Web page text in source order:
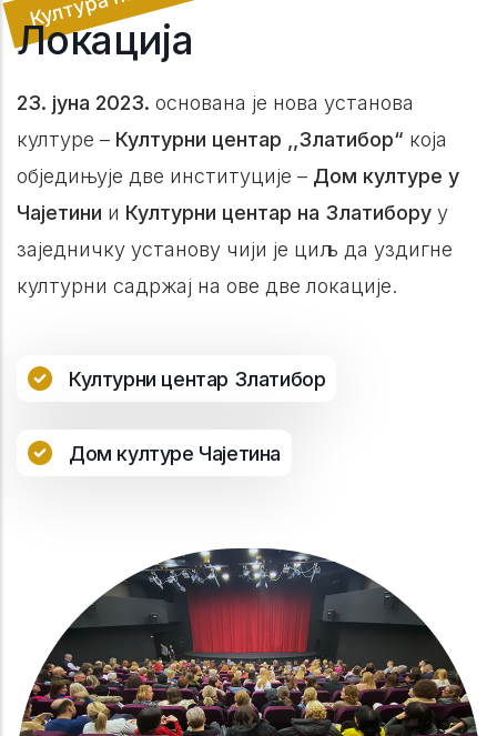
Локација
23. јуна 2023. основана је нова установа
културе – Културни центар ,,Златибор“ која
обједињује две институције – Дом културе у
Чајетини и Културни центар на Златибору у
заједничку установу чији је циљ да уздигне
културни садржај на ове две локације.
Културни центар Златибор
Дом културе Чајетина